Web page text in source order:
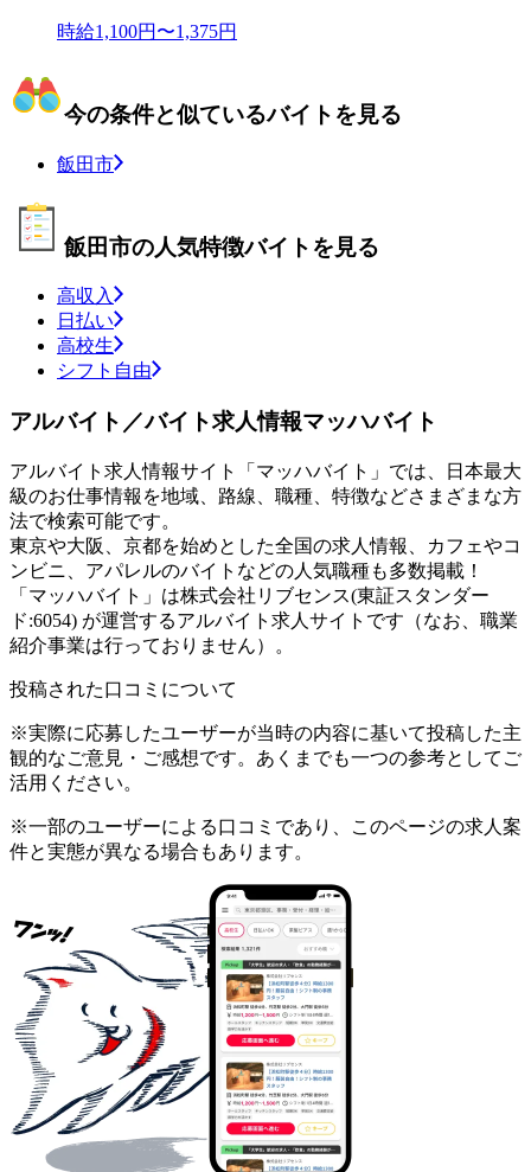
時給1,100円〜1,375円
今の条件と似ているバイトを見る
飯田市
飯田市の人気特徴バイトを見る
高収入
日払い
高校生
シフト自由
アルバイト／バイト求人情報マッハバイト
アルバイト求人情報サイト「マッハバイト」では、日本最大
級のお仕事情報を地域、路線、職種、特徴などさまざまな方
法で検索可能です。
東京や大阪、京都を始めとした全国の求人情報、カフェやコ
ンビニ、アパレルのバイトなどの人気職種も多数掲載！
「マッハバイト」は株式会社リブセンス(東証スタンダー
ド:6054) が運営するアルバイト求人サイトです（なお、職業
紹介事業は行っておりません）。
投稿された口コミについて
※実際に応募したユーザーが当時の内容に基いて投稿した主
観的なご意見・ご感想です。あくまでも一つの参考としてご
活用ください。
※一部のユーザーによる口コミであり、このページの求人案
件と実態が異なる場合もあります。